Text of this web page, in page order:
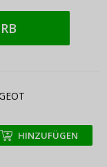
+
+ HINZUFÜGEN